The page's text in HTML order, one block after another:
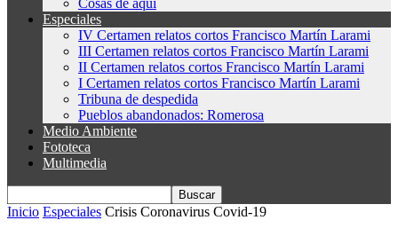
Cosas de aquí
Especiales
IV Certamen relatos cortos Francisco Martín Larami
III Certamen relatos cortos Francisco Martín Larami
II Certamen relatos cortos Francisco Martín Larami
I Certamen relatos cortos Francisco Martín Larami
Tribuna de despedida
Pueblos abandonados: Romerosa
Medio Ambiente
Fototeca
Multimedia
Inicio Especiales Crisis Coronavirus Covid-19